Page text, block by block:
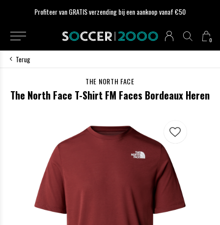
0
Profiteer van GRATIS verzending bij een aankoop vanaf €50
Terug
THE NORTH FACE
The North Face T-Shirt FM Faces Bordeaux Heren